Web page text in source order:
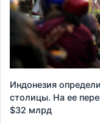
Индонезия
столицы. На ее
$32 млрд